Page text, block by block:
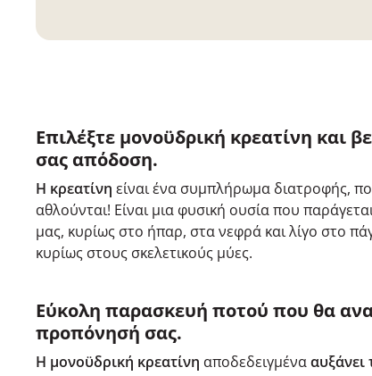
Επιλέξτε μονοϋδρική κρεατίνη και
σας απόδοση.
Η κρεατίνη είναι ένα συμπλήρωμα διατροφής,
αθλούνται! Είναι μια φυσική ουσία που
μας, κυρίως στο ήπαρ, στα νεφρά και λίγο στο
κυρίως στους σκελετικούς μύες.
Εύκολη παρασκευή ποτού που θα
προπόνησή σας.
Η μονοϋδρική κρεατίνη αποδεδειγμένα